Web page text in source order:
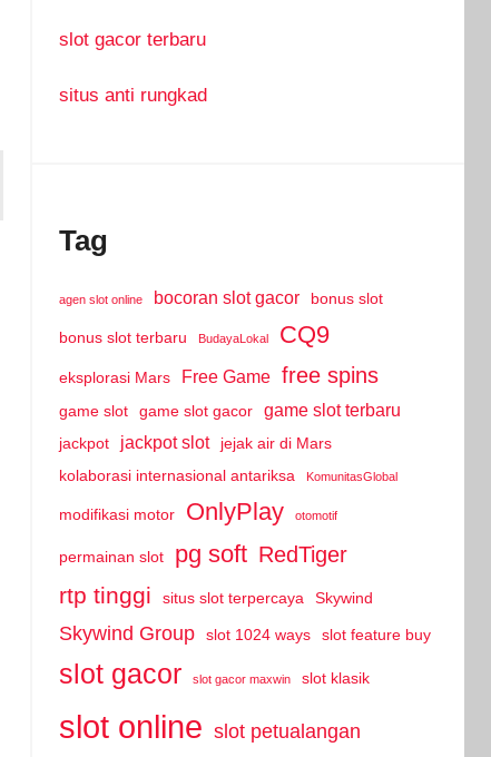
slot gacor terbaru
situs anti rungkad
Tag
agen slot online bocoran slot gacor bonus slot
bonus slot terbaru BudayaLokal CQ9
eksplorasi Mars Free Game free spins
game slot game slot gacor game slot terbaru
jackpot jackpot slot
jejak air di Mars
kolaborasi internasional antariksa
KomunitasGlobal
modifikasi motor OnlyPlay otomotif
permainan slot pg soft RedTiger
rtp tinggi situs slot terpercaya Skywind
Skywind Group slot 1024 ways slot feature buy
slot gacor slot gacor maxwin slot klasik
slot online slot petualangan